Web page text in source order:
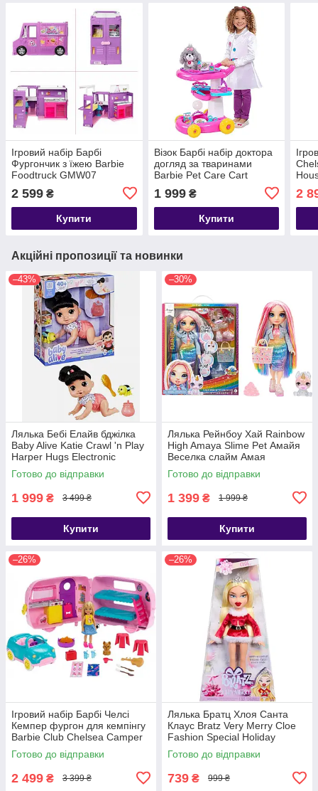
Ігровий набір Барбі
Фургончик з їжею Barbie
Foodtruck GMW07
2 599 ₴
Купити
Візок Барбі набір доктора
догляд за тваринами
Barbie Pet Care Cart
1 999₴
Купити
2
Акційні пропозиції та новинки
–43%
Лялька Бебі Елайв бджілка
Baby Alive Katie Crawl 'n Play
Harper Hugs Electronic
Crawling
Готово до відправки
1 999 ₴ 3 499 ₴
Купити
–30%
Лялька Рейнбоу Хай Rainbow
High Amaya Slime Pet Амайя
Веселка слайм Амая
Готово до відправки
1 399 ₴ 1 999 ₴
Купити
–26%
Ігровий набір Барбі Челсі
Кемпер фургон для кемпінгу
Barbie Club Chelsea Camper
Готово до відправки
2 499 ₴ 3 399 ₴
–26%
Лялька Братц Хлоя Санта
Клаус Bratz Very Merry Cloe
Fashion Special Holiday
Готово до відправки
739 ₴ 999 ₴